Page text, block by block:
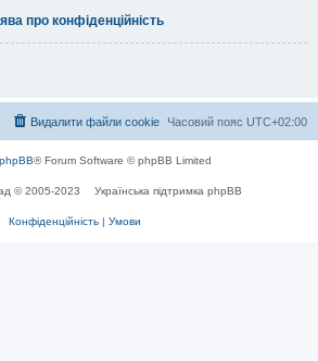
про конфіденційність
Часовий пояс UTC+02:00
Видалити файли cookie
phpBB® Forum Software © phpBB Limited
© 2005-2023 Українська підтримка phpBB
Конфіденційність | Умови